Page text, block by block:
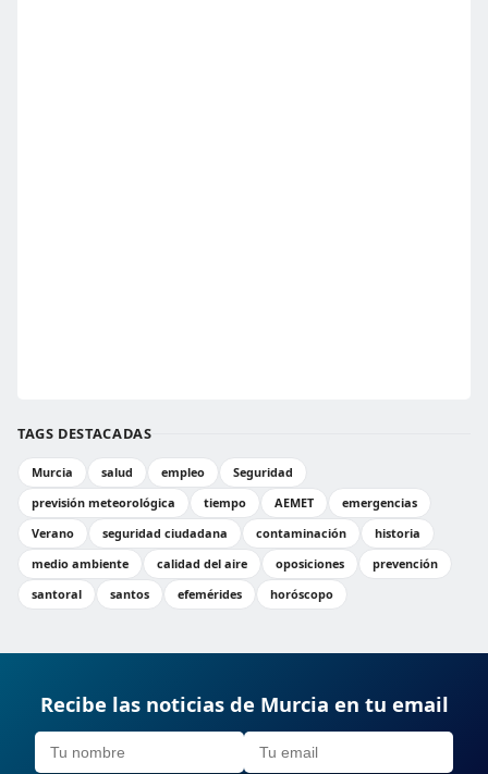
TAGS DESTACADAS
Murcia salud empleo
Seguridad
previsión meteorológica
tiempo AEMET
emergencias
Verano
seguridad ciudadana contaminación
historia
medio ambiente
calidad del aire oposiciones
prevención
santoral
santos efemérides horóscopo
Recibe las noticias de Murcia en tu email